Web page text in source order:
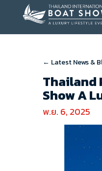
← Latest News &
Thailand
Show A
พ.ย. 6, 2025